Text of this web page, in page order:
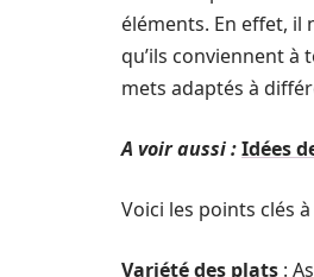
éléments. En effet, il
qu’ils conviennent à
mets adaptés à
A voir aussi :Idées
Voici les points clés
Variété des plats :